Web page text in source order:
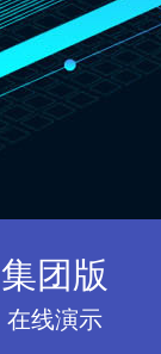
集团版
在线演示